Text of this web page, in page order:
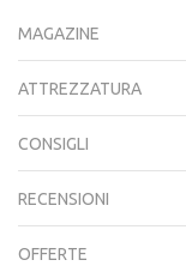
MAGAZINE
ATTREZZATURA
CONSIGLI
RECENSIONI
OFFERTE